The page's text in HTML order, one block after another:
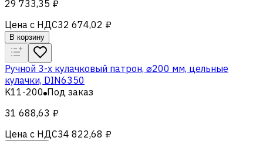
29 733,35 ₽
Цена с НДС32 674,02 ₽
В корзину
Ручной 3-х кулачковый патрон, ⌀200 мм, цельные
кулачки, DIN6350
K11-200 Под заказ
31 688,63 ₽
Цена с НДС34 822,68 ₽